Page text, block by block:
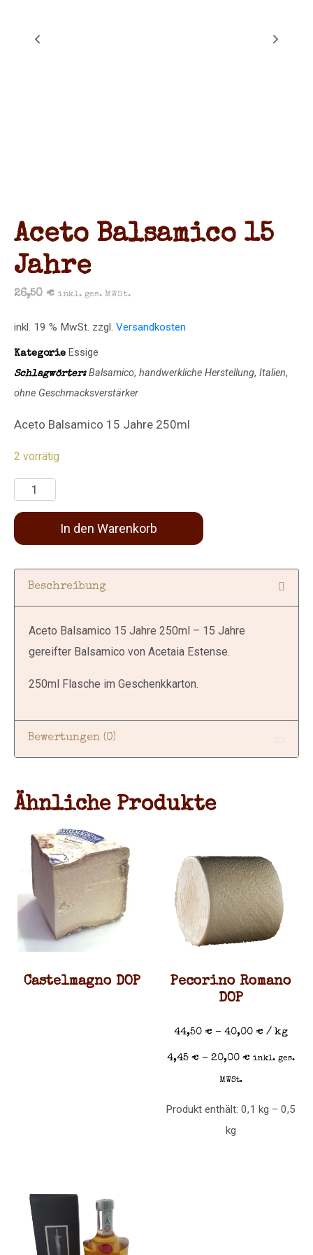
Aceto Balsamico 15
Jahre
26,50 € inkl. ges. MWSt.
inkl. 19 % MwSt. zzgl. Versandkosten
Kategorie Essige
Schlagwörter: Balsamico, handwerkliche Herstellung, Italien,
ohne Geschmacksverstärker
Aceto Balsamico 15 Jahre 250ml
2 vorrätig
In den Warenkorb
Beschreibung
Aceto Balsamico 15 Jahre 250ml – 15 Jahre
gereifter Balsamico von Acetaia Estense.
250ml Flasche im Geschenkkarton.
Bewertungen (0)
Ähnliche Produkte
Castelmagno DOP
Pecorino Romano
DOP
44,50 €– 40,00 €/ kg
4,45 €– 20,00 € inkl. ges.
MWSt.
Produkt enthält: 0,1 kg – 0,5
kg